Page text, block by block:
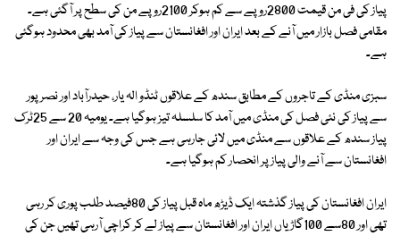
پیاز کی فی من قیمت 2800روپے سے کم ہوکر 2100روپے من کی سطح پر آگئی ہے۔
مقامی فصل بازار میں آنے کے بعد ایران اور افغانستان سے پیاز کی آمد بھی محدود ہوگئی
ہے۔
سبزی منڈی کے تاجروں کے مطابق سندھ کے علاقوں ٹنڈو الہ یار، حیدرآباد اور نصر پور
سے پیاز کی نئی فصل کی منڈی میں آمد کا سلسلہ تیز ہوگیا ہے۔ یومیہ 20 سے 25ٹرک
پیاز سندھ کے علاقوں سے منڈی میں لائی جارہی ہے جس کی وجہ سے ایران اور
افغانستان سے آنے والی پیاز پر انحصار کم ہوگیا ہے۔
ایران افغانستان کی پیاز گذشتہ ایک ڈیڑھ ماہ قبل پیاز کی 80فیصد طلب پوری کر رہی
تھی اور 80سے 100گاڑیاں ایران اور افغانستان سے پیاز لے کر کراچی آرہی تھیں جن کی